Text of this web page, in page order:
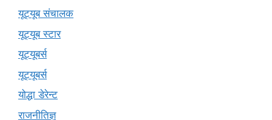
यूट्यूब संचालक
यूट्यूब स्टार
यूट्यूबर्स
यूट्‍यूबर्स
योद्धा डेरेन्ट
राजनीतिज्ञ